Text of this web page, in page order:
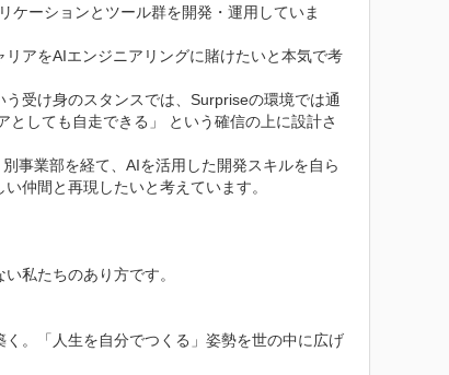
ケーションとツール群を開発・運用していま
アをAIエンジニアリングに賭けたいと本気で考
受け身のスタンスでは、Surpriseの環境では通
しても自走できる」 という確信の上に設計さ
事業部を経て、AIを活用した開発スキルを自ら
仲間と再現したいと考えています。
私たちのあり方です。
。「人生を自分でつくる」姿勢を世の中に広げ